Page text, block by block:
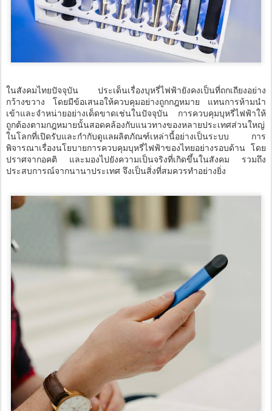
ในสังคมไทยปัจจุบัน ประเด็นเรื่องบุหรี่ไฟฟ้ายังคงเป็นที่ถกเถียงอย่าง
กว้างขวาง โดยมีข้อเสนอให้ควบคุมอย่างถูกกฎหมาย แทนการห้ามนำ
เข้าและจำหน่ายอย่างเด็ดขาดเช่นในปัจจุบัน การควบคุมบุหรี่ไฟฟ้าให้
ถูกต้องตามกฎหมายนั้นสอดคล้องกับแนวทางของหลายประเทศส่วนใหญ่
ในโลกที่เปิดรับและกำกับดูแลผลิตภัณฑ์เหล่านี้อย่างเป็นระบบ การ
พิจารณาเรื่องนโยบายการควบคุมบุหรี่ไฟฟ้าของไทยอย่างรอบด้าน โดย
ปราศจากอคติ และมองไปยังความเป็นจริงที่เกิดขึ้นในสังคม รวมถึง
ประสบการณ์จากนานาประเทศ จึงเป็นสิ่งที่สมควรทำอย่างยิ่ง